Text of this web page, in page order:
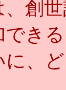
創
き
、